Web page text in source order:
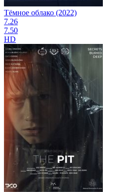
Тёмное облако (2022)
7.26
7.50
HD